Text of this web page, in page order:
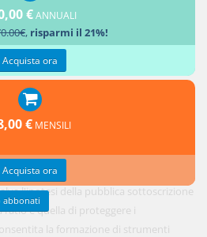
tema di società per azioni, prevede al V
dei relativi titoli (e
sollecitazione
che precede l'iscrizione della società nel
l'ipotesi della pubblica sottoscrizione
ratio è quella di proteggere i
la formazione di strumenti
€ANNUALI
, risparmi il 21%!
Acquista ora
€ MENSILI
Acquista ora
abbonati